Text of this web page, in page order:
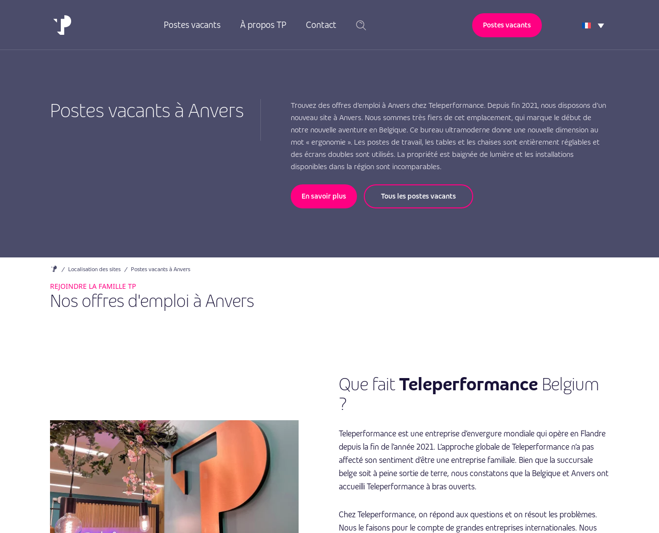
Postes vacants À propos TP Contact Postes vacants
Postes vacants à Anvers
Trouvez des offres d’emploi à Anvers chez Teleperformance. Depuis fin 2021, nous disposons d’un
nouveau site à Anvers. Nous sommes très fiers de cet emplacement, qui marque le début de
notre nouvelle aventure en Belgique. Ce bureau ultramoderne donne une nouvelle dimension au
mot « ergonomie ». Les postes de travail, les tables et les chaises sont entièrement réglables et
des écrans doubles sont utilisés. La propriété est baignée de lumière et les installations
disponibles dans la région sont incomparables.
En savoir plus Tous les postes vacants
/ Localisation des sites / Postes vacants à Anvers
REJOINDRE LA FAMILLE TP
Nos offres d'emploi à Anvers
Que faitTeleperformance Belgium
?
Teleperformance est une entreprise d’envergure mondiale qui opère en Flandre
depuis la fin de l’année 2021. L’approche globale de Teleperformance n’a pas
affecté son sentiment d’être une entreprise familiale. Bien que la succursale
belge soit à peine sortie de terre, nous constatons que la Belgique et Anvers ont
accueilli Teleperformance à bras ouverts.
Chez Teleperformance, on répond aux questions et on résout les problèmes.
Nous le faisons pour le compte de grandes entreprises internationales. Nous